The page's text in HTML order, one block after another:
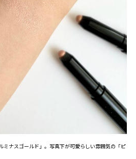
ミナスゴールド」。写真下が可愛らしい雰囲気の「ピ